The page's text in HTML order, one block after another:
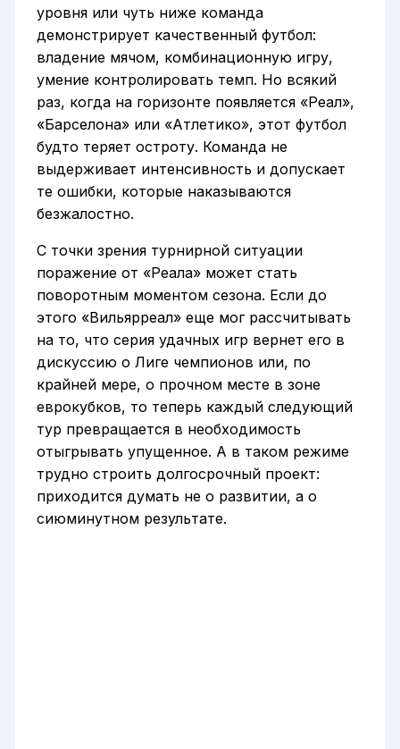
уровня или чуть ниже команда
демонстрирует качественный футбол:
владение мячом, комбинационную игру,
умение контролировать темп. Но всякий
раз, когда на горизонте появляется «Реал»,
«Барселона» или «Атлетико», этот футбол
будто теряет остроту. Команда не
выдерживает интенсивность и допускает
те ошибки, которые наказываются
безжалостно.
С точки зрения турнирной ситуации
поражение от «Реала» может стать
поворотным моментом сезона. Если до
этого «Вильярреал» еще мог рассчитывать
на то, что серия удачных игр вернет его в
дискуссию о Лиге чемпионов или, по
крайней мере, о прочном месте в зоне
еврокубков, то теперь каждый следующий
тур превращается в необходимость
отыгрывать упущенное. А в таком режиме
трудно строить долгосрочный проект:
приходится думать не о развитии, а о
сиюминутном результате.